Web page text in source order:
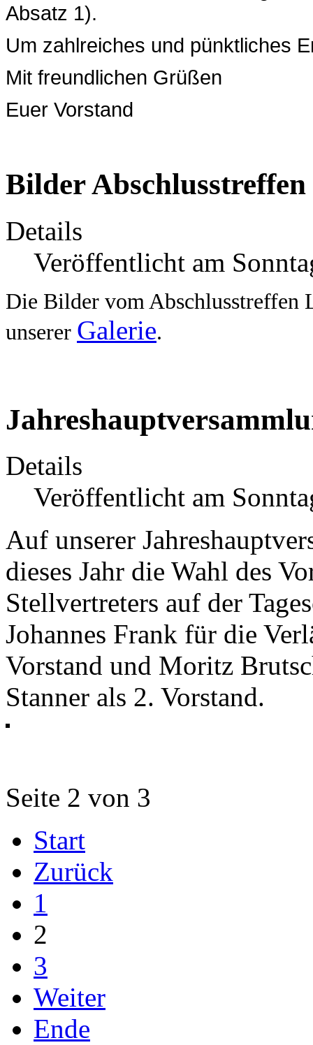
Absatz 1).
Um zahlreiches und pünktliches
Mit freundlichen Grüßen
Euer Vorstand
Bilder
Details
Veröffentlicht am
Die Bilder vom Abschlusstreffen
unserer Galerie.
Details
Veröffentlicht am
Auf unserer
dieses Jahr die Wahl des
Stellvertreters auf der
Johannes Frank für die
Vorstand und Moritz
Stanner als 2. Vorstand.
Seite 2 von 3
Start
Zurück
1
2
3
Weiter
Ende